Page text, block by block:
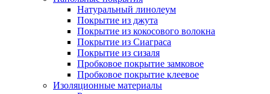
Натуральный линолеум
Покрытие из джута
Покрытие из кокосового волокна
Покрытие из Сиаграса
Покрытие из сизаля
Пробковое покрытие замковое
Пробковое покрытие клеевое
Изоляционные материалы